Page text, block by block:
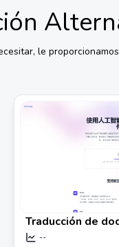
le
Traducción de
impulsada por IA
--